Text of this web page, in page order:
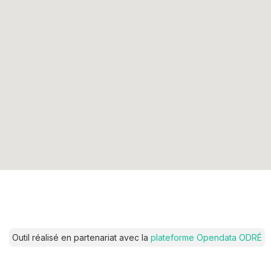
Outil réalisé en partenariat avec la plateforme Opendata ODRÉ